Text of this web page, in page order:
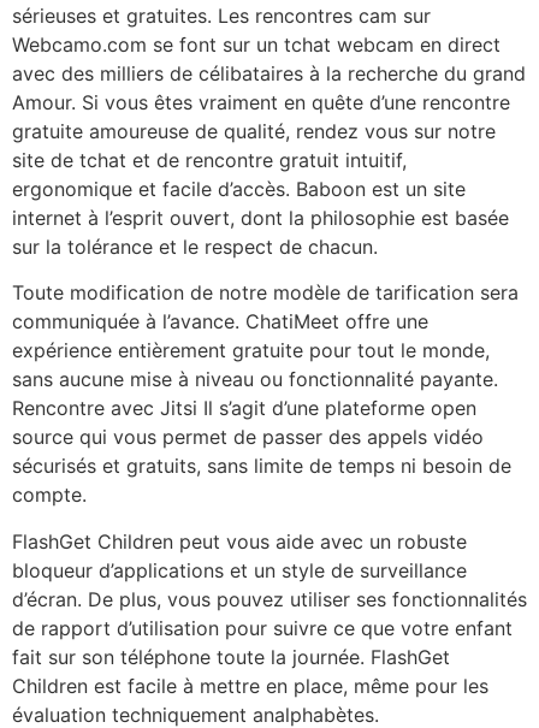
sérieuses et gratuites. Les rencontres cam sur
Webcamo.com se font sur un tchat webcam en direct
avec des milliers de célibataires à la recherche du grand
Amour. Si vous êtes vraiment en quête d’une rencontre
gratuite amoureuse de qualité, rendez vous sur notre
site de tchat et de rencontre gratuit intuitif,
ergonomique et facile d’accès. Baboon est un site
internet à l’esprit ouvert, dont la philosophie est basée
sur la tolérance et le respect de chacun.
Toute modification de notre modèle de tarification sera
communiquée à l’avance. ChatiMeet offre une
expérience entièrement gratuite pour tout le monde,
sans aucune mise à niveau ou fonctionnalité payante.
Rencontre avec Jitsi Il s’agit d’une plateforme open
source qui vous permet de passer des appels vidéo
sécurisés et gratuits, sans limite de temps ni besoin de
compte.
FlashGet Children peut vous aide avec un robuste
bloqueur d’applications et un style de surveillance
d’écran. De plus, vous pouvez utiliser ses fonctionnalités
de rapport d’utilisation pour suivre ce que votre enfant
fait sur son téléphone toute la journée. FlashGet
Children est facile à mettre en place, même pour les
évaluation techniquement analphabètes.